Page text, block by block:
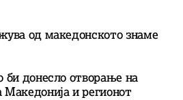
од македонското знаме
би донесло отворање на
и регионот